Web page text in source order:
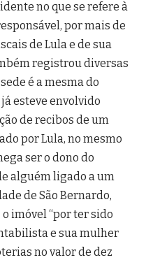
no que se refere à
por mais de
de Lula e de sua
registrou diversas
é a mesma do
esteve envolvido
de recibos de um
por Lula, no mesmo
ser o dono do
alguém ligado a um
de São Bernardo,
imóvel “por ter sido
e sua mulher
no valor de dez